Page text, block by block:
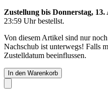
Zustellung bis Donnerstag, 13.
23:59 Uhrbestellst.
Von diesem Artikel sind nur
Nachschub ist unterwegs! Falls
Zustelldatum beeinflussen.
In den Warenkorb